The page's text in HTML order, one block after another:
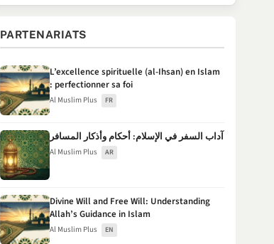
PARTENARIATS
L’excellence spirituelle (al-Ihsan) en Islam
: perfectionner sa foi
Al Muslim Plus FR
آداب السفر في الإسلام: أحكام وأذكار المسافر
Al Muslim Plus AR
Divine Will and Free Will: Understanding
Allah’s Guidance in Islam
Al Muslim Plus EN